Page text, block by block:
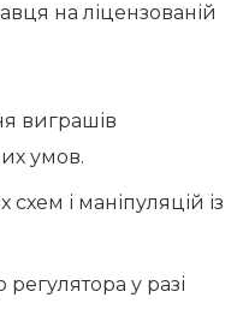
на ліцензованій
виграшів
умов.
і маніпуляцій із
у разі